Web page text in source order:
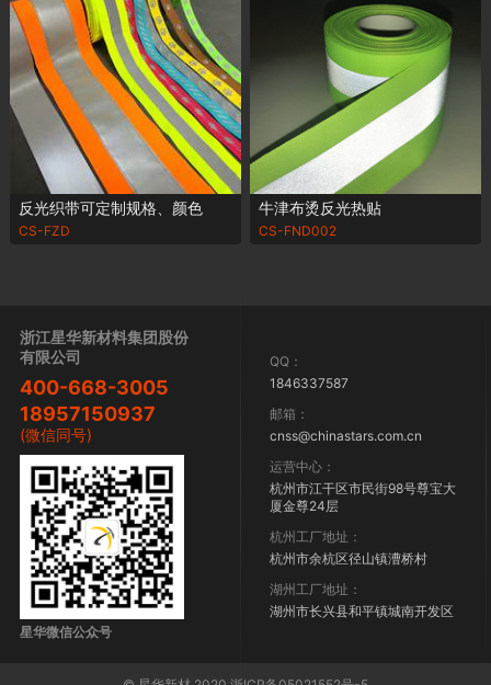
反光织带可定制规格、颜色
CS-FZD
牛津布烫反光热贴
CS-FND002
浙江星华新材料集团股份
有限公司
400-668-3005
18957150937
(微信同号)
星华微信公众号
QQ：
1846337587
邮箱：
cnss@chinastars.com.cn
运营中心：
杭州市江干区市民街98号尊宝大
厦金尊24层
杭州工厂地址：
杭州市余杭区径山镇漕桥村
湖州工厂地址：
湖州市长兴县和平镇城南开发区